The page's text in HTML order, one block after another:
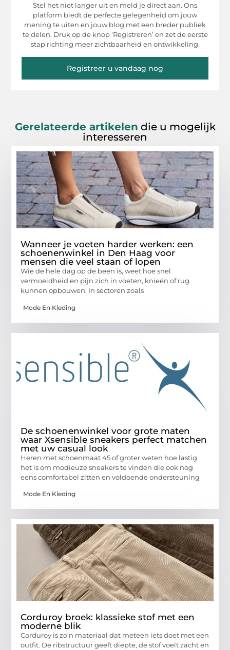
Stel het niet langer uit en meld je direct aan. Ons
platform biedt de perfecte gelegenheid om jouw
mening te uiten en jouw blog met een breder publiek
te delen. Druk op de knop ‘Registreren’ en zet de eerste
stap richting meer zichtbaarheid en ontwikkeling.
Registreer u vandaag nog
Gerelateerde artikelen die u mogelijk
interesseren
Wanneer je voeten harder werken: een
schoenenwinkel in Den Haag voor
mensen die veel staan of lopen
Wie de hele dag op de been is, weet hoe snel
vermoeidheid en pijn zich in voeten, knieën of rug
kunnen opbouwen. In sectoren zoals
Mode En Kleding
De schoenenwinkel voor grote maten
waar Xsensible sneakers perfect matchen
met uw casual look
Heren met schoenmaat 45 of groter weten hoe lastig
het is om modieuze sneakers te vinden die ook nog
eens comfortabel zitten en voldoende ondersteuning
Mode En Kleding
Corduroy broek: klassieke stof met een
moderne blik
Corduroy is zo’n materiaal dat meteen iets doet met een
outfit. De ribstructuur geeft diepte, de stof voelt zacht en